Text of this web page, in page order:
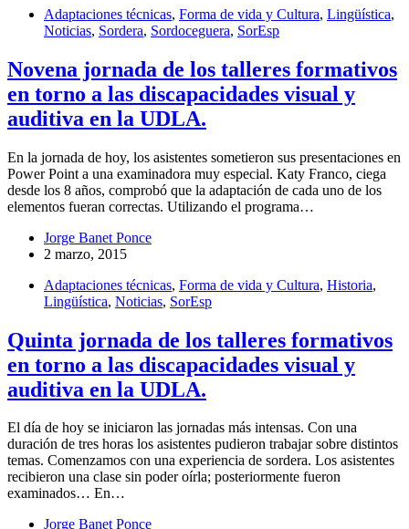
Adaptaciones técnicas, Forma de vida y Cultura, Lingüística,
Noticias, Sordera, Sordoceguera, SorEsp
Novena jornada de los talleres formativos
en torno a las discapacidades visual y
auditiva en la UDLA.
En la jornada de hoy, los asistentes sometieron sus presentaciones en
Power Point a una examinadora muy especial. Katy Franco, ciega
desde los 8 años, comprobó que la adaptación de cada uno de los
elementos fueran correctas. Utilizando el programa…
Jorge Banet Ponce
2 marzo, 2015
Adaptaciones técnicas, Forma de vida y Cultura, Historia,
Lingüística, Noticias, SorEsp
Quinta jornada de los talleres formativos
en torno a las discapacidades visual y
auditiva en la UDLA.
El día de hoy se iniciaron las jornadas más intensas. Con una
duración de tres horas los asistentes pudieron trabajar sobre distintos
temas. Comenzamos con una experiencia de sordera. Los asistentes
recibieron una clase sin poder oírla; posteriormente fueron
examinados… En…
Jorge Banet Ponce